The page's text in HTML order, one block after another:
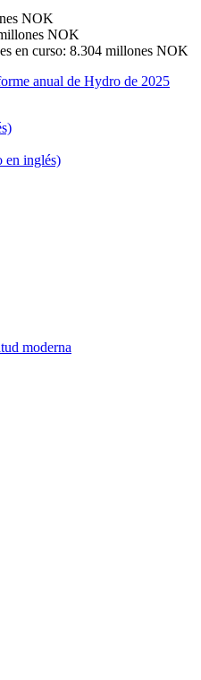
NOK
NOK
en curso: 8.304 millones NOK
anual de Hydro de 2025
en inglés)
moderna